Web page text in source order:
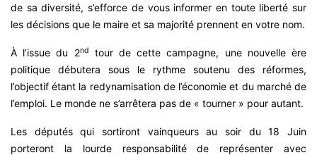
de sa diversité, s’efforce de vous informer en toute liberté sur
les décisions que le maire et sa majorité prennent en votre nom.
À l’issue du 2nd
tour de cette campagne, une nouvelle ère
politique débutera sous le rythme soutenu des réformes,
l’objectif étant la redynamisation de l’économie et du marché de
l’emploi. Le monde ne s’arrêtera pas de « tourner » pour autant.
Les députés qui sortiront vainqueurs au soir du 18 Juin
porteront la lourde responsabilité de représenter avec